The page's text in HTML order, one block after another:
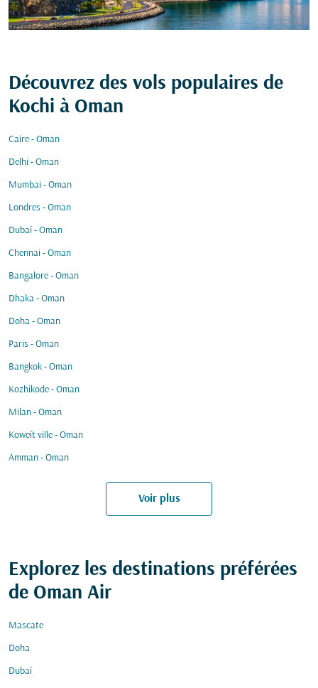
Découvrez des vols populaires de
Kochi à Oman
Caire - Oman
Delhi - Oman
Mumbai - Oman
Londres - Oman
Dubaï - Oman
Chennai - Oman
Bangalore - Oman
Dhaka - Oman
Doha - Oman
Paris - Oman
Bangkok - Oman
Kozhikode - Oman
Milan - Oman
Koweït ville - Oman
Amman - Oman
Voir plus
Explorez les destinations préférées
de Oman Air
Mascate
Doha
Dubaï